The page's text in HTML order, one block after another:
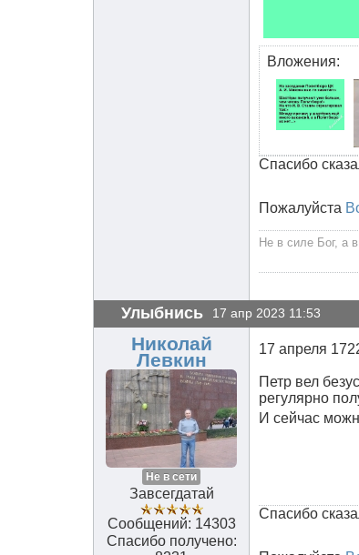
Вложения:
Спасибо
Пожалуйста
Не в силе Бог, а
Улыбнись 17 апр 2023 11:53
Николай
Левкин
Не в сети
Завсегдатай
Сообщений: 14303
Спасибо получено:
17 апреля
Петр вел
регулярно
И сейчас
Спасибо